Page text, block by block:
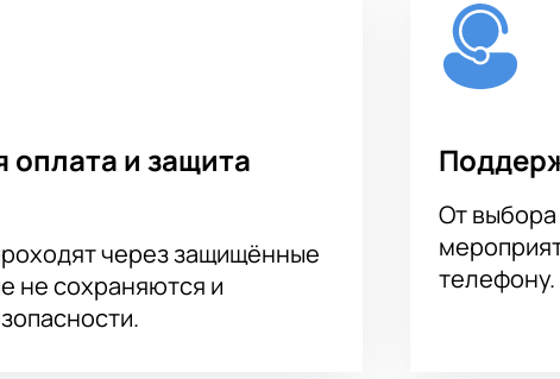
оплата и защита
через защищённые
не сохраняются и
От
телефону.